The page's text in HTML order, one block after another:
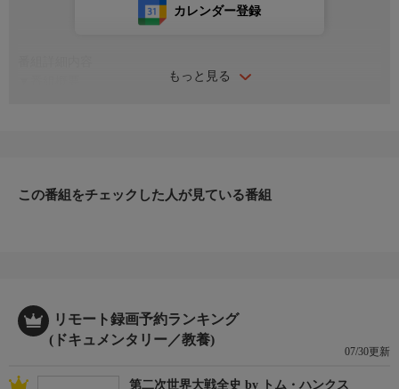
もっと見る
カレンダー登録
を交えて各地の魅力を深く検証していく旅番組。
の傷跡が癒えない北アイルランドへも赴き、長年にわたるイギリ
スの支配によって分断されたアイルランド島の人々が複雑な歴史
この番組をチェックした人が見ている番組
リモート録画予約ランキング
(ドキュメンタリー／教養)
07/30更新
第二次世界大戦全史 by トム・ハンクス